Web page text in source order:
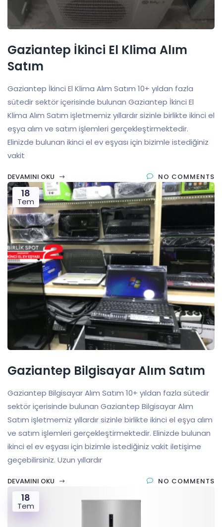
Gaziantep İkinci El Klima Alım
Satım
Gaziantep İkinci El Klima Alım Satım 10+ yıldan fazla
sütedir sektör içerisinde bulunan Gaziantep İkinci El
Klima Alım Satım işletmemiz yıllardır sizinle birlikte ikinci el
eşya alım ve satım işlemleri gerçekleştirmektedir.
Elinizde bulunan ikinci el ev eşyası için bizimle istediğiniz
vakit
DEVAMINI OKU NO COMMENTS
18
Tem
Gaziantep Bilgisayar Alım Satım
Gaziantep Bilgisayar Alım Satım 10+ yıldan fazla sütedir
sektör içerisinde bulunan Gaziantep Bilgisayar Alım
Satım işletmemiz yıllardır sizinle birlikte ikinci el eşya alım
ve satım işlemleri gerçekleştirmektedir. Elinizde bulunan
ikinci el ev eşyası için bizimle istediğiniz vakit iletişime
geçebilirsiniz. Uzun yıllardır
DEVAMINI OKU NO COMMENTS
18
Tem